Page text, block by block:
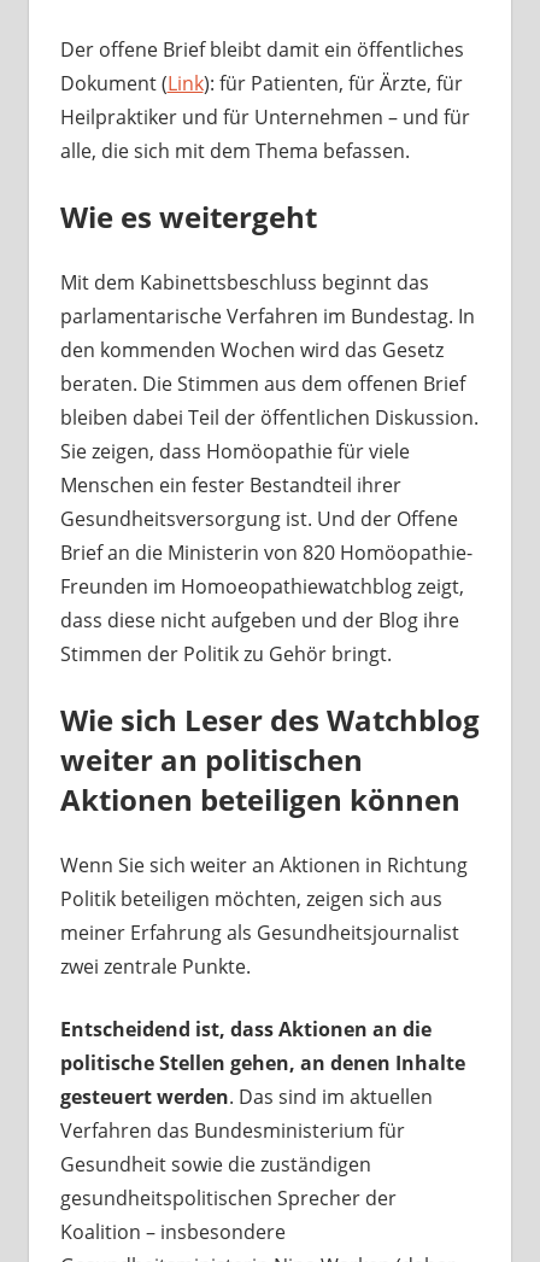
Der offene Brief bleibt damit ein öffentliches
Dokument (Link): für Patienten, für Ärzte, für
Heilpraktiker und für Unternehmen – und für
alle, die sich mit dem Thema befassen.
Wie es weitergeht
Mit dem Kabinettsbeschluss beginnt das
parlamentarische Verfahren im Bundestag. In
den kommenden Wochen wird das Gesetz
beraten. Die Stimmen aus dem offenen Brief
bleiben dabei Teil der öffentlichen Diskussion.
Sie zeigen, dass Homöopathie für viele
Menschen ein fester Bestandteil ihrer
Gesundheitsversorgung ist. Und der Offene
Brief an die Ministerin von 820 Homöopathie-
Freunden im Homoeopathiewatchblog zeigt,
dass diese nicht aufgeben und der Blog ihre
Stimmen der Politik zu Gehör bringt.
Wie sich Leser des Watchblog
weiter an politischen
Aktionen beteiligen können
Wenn Sie sich weiter an Aktionen in Richtung
Politik beteiligen möchten, zeigen sich aus
meiner Erfahrung als Gesundheitsjournalist
zwei zentrale Punkte.
Entscheidend ist, dass Aktionen an die
politische Stellen gehen, an denen Inhalte
gesteuert werden. Das sind im aktuellen
Verfahren das Bundesministerium für
Gesundheit sowie die zuständigen
gesundheitspolitischen Sprecher der
Koalition – insbesondere